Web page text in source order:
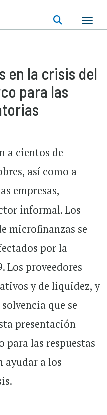
en la crisis del
para las
a cientos de
así como a
empresas,
informal. Los
microfinanzas se
por la
Los proveedores
y de liquidez, y
que se
presentación
las respuestas
ayudar a los